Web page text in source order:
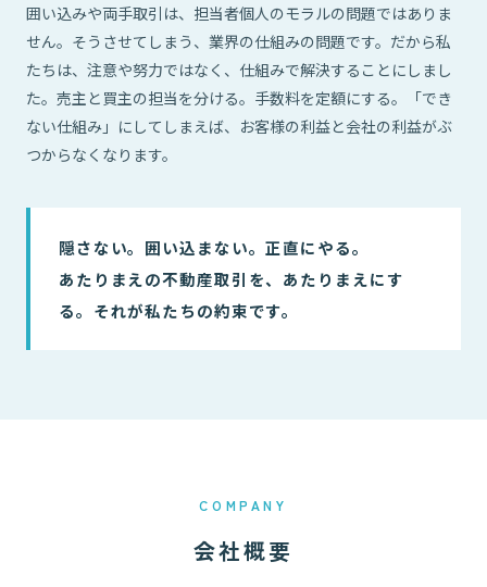
囲い込みや両手取引は、担当者個人のモラルの問題ではありま
せん。そうさせてしまう、業界の仕組みの問題です。だから私
たちは、注意や努力ではなく、仕組みで解決することにしまし
た。売主と買主の担当を分ける。手数料を定額にする。「でき
ない仕組み」にしてしまえば、お客様の利益と会社の利益がぶ
つからなくなります。
隠さない。囲い込まない。正直にやる。
あたりまえの不動産取引を、あたりまえにす
る。それが私たちの約束です。
COMPANY
会社概要